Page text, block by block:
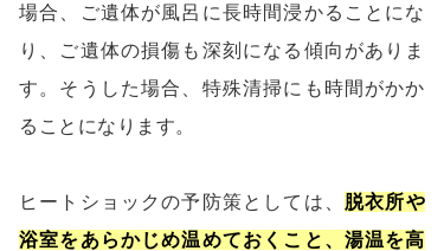
場合、ご遺体が風呂に長時間浸かることにな
り、ご遺体の損傷も深刻になる傾向がありま
す。そうした場合、特殊清掃にも時間がかか
ることになります。
ヒートショックの予防策としては、 脱衣所や
浴室をあらかじめ温めておくこと、湯温を高